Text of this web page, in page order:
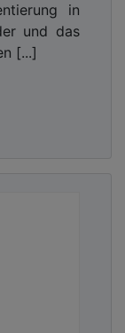
in
und das
[...]